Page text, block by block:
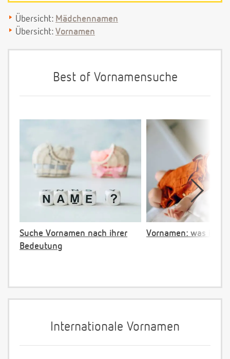
Übersicht: Mädchennamen
Übersicht: Vornamen
Best of Vornamensuche
Suche Vornamen nach ihrer
Bedeutung
Vornamen: was ist
Internationale Vornamen